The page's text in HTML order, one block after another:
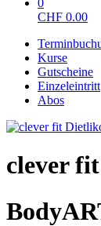
0
CHF 0.00
Kurse
Gutscheine
Einzeleintritt
Abos
clever